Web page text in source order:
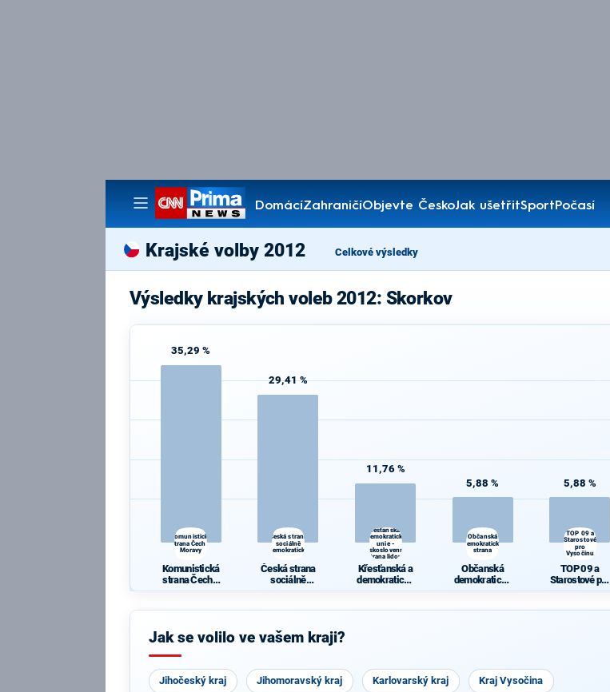
DomácíZahraničíObjevte ČeskoJak ušetřitSportPočasí
Pořady
Krajské volby 2012 Celkové výsledky
Výsledky krajských voleb 2012: Skorkov
35,29 %
Komunistická
strana Čech a
Moravy
Komunistická
strana Čech a
29,41 %
Česká strana
sociálně
demokratická
Česká strana
sociálně
11,76 %
Křesťanská a
demokratická
unie -
Československá
strana lidová
Křesťanská a
demokratická
ká strana
5,88 %
Občanská
demokratická
strana
Občanská
demokratická
5,88 %
TOP 09 a
Starostové
pro
Vysočinu
TOP 09 a
Starostové pro
Vysočinu
Jak se volilo ve vašem kraji?
Jihočeský kraj Jihomoravský kraj Karlovarský kraj Kraj Vysočina